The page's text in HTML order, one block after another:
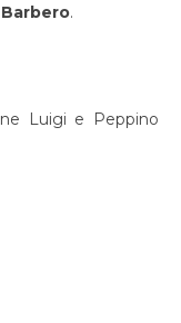
.
Luigi e Peppino